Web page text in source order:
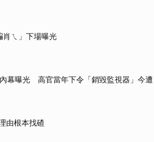
ㄟ」下場曝光
幕曝光 高官當年下令「銷毀監視器」今遭
由根本找碴